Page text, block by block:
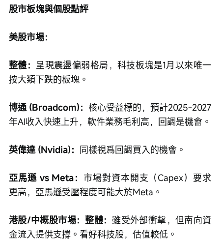
股市板塊與個股點評
美股市場：
整體： 呈現震盪偏弱格局，科技板塊是1月以來唯一
按大類下跌的板塊。
博通 (Broadcom)： 核心受益標的，預計2025-2027
年AI收入快速上升，軟件業務毛利高，回調是機會。
英偉達 (Nvidia)： 同樣視爲回調買入的機會。
亞馬遜 vs Meta： 市場對資本開支（Capex）要求
更高，亞馬遜受壓程度可能大於Meta。
港股/中概股市場：整體：雖受外部衝擊，但南向資
金流入提供支撐。看好科技股，估值較低。